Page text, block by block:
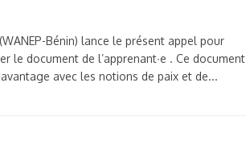
Bénin) lance le présent appel pour
le document de l’apprenant∙e . Ce document
avec les notions de paix et de...